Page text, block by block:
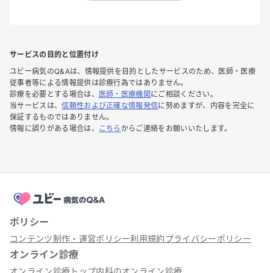
サービスの目的と位置付け
ユビー病気のQ&Aは、情報提供を目的としたサービスのため、医師・医療
従事者等による情報提供は診療行為ではありません。
診療を必要とする場合は、
医師・医療機関 にご相談ください。
当サービスは、信頼性および正確な情報発信に努めますが、内容を完全に
保証するものではありません。
情報に誤りがある場合は、
こちら からご連絡をお願いいたします。
ポリシー
コンテンツ制作・運営ポリシー利用規約プライバシーポリシー
オンライン診療
オンライン診療トップ内科のオンライン診療